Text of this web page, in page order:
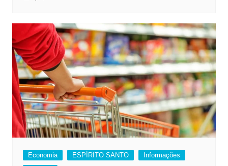
Economia ESPÍRITO SANTO
Informações